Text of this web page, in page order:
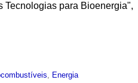
Tecnologias para Bioenergia",
, Energia